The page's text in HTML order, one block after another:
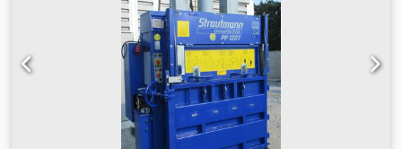
Nrmepfx Afhowa Precio de la empacadora Hsm 155.1 VL -
2600eur Empacadora Hsm 155.2 vl fuerza de prensado 16
toneladas Precio empacadora hsm 155.2 vl - 2800eur